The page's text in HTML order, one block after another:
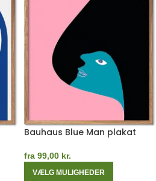
Bauhaus Blue Man plakat
fra 99,00 kr.
VÆLG MULIGHEDER